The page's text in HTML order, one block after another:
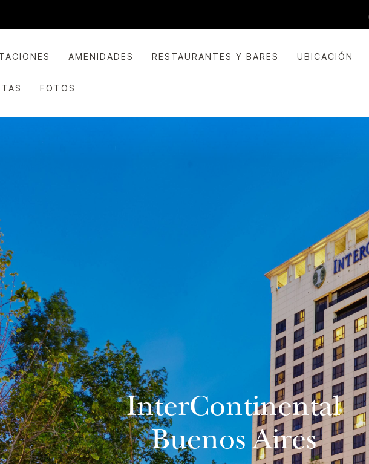
AMENIDADES RESTAURANTES Y BARES UBICACIÓN
FOTOS
InterContinental
Buenos Aires